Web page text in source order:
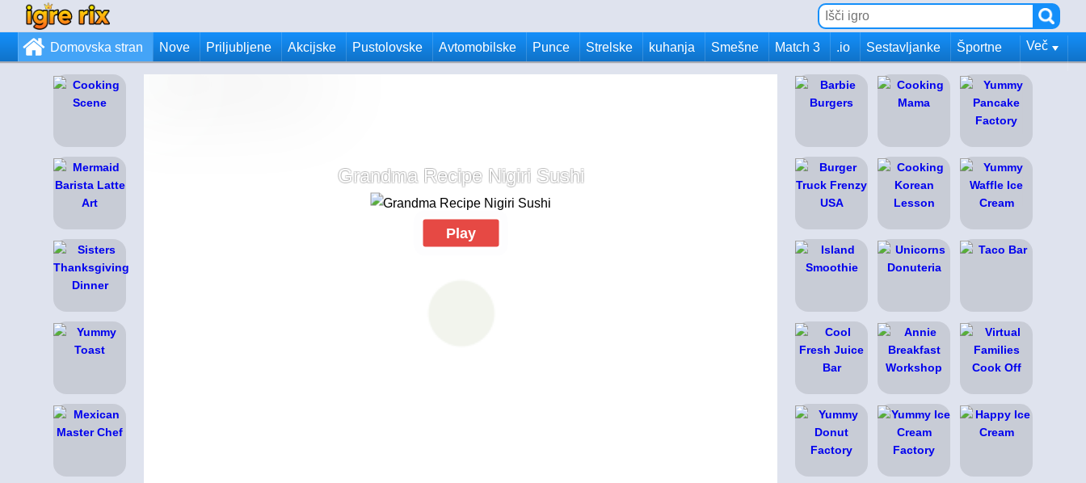
Domovska stran Nove Priljubljene Akcijske Pustolovske Avtomobilske Punce Strelske kuhanja Smešne Match 3 .io Sestavljanke Športne Več
Grandma Recipe Nigiri Sushi
Play